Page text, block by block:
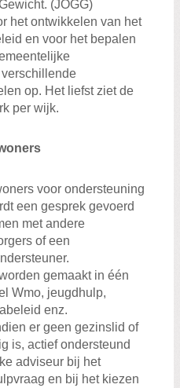
(JOGG)
het ontwikkelen van het
en voor het bepalen
op. Het liefst ziet de
per wijk.
voor ondersteuning
een gesprek gevoerd
met andere
of een
gemaakt in één
Wmo, jeugdhulp,
enz.
er geen gezinslid of
is, actief ondersteund
adviseur bij het
en bij het kiezen